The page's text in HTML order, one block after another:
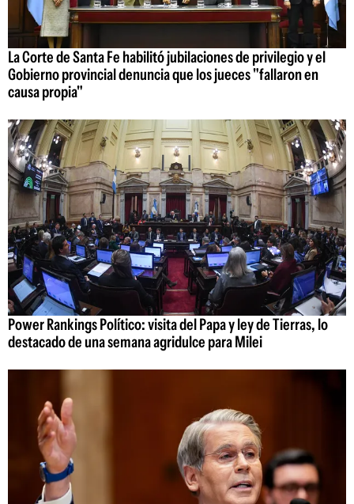
La Corte de Santa Fe habilitó jubilaciones de privilegio y el
Gobierno provincial denuncia que los jueces "fallaron en
causa propia"
Power Rankings Político: visita del Papa y ley de Tierras, lo
destacado de una semana agridulce para Milei